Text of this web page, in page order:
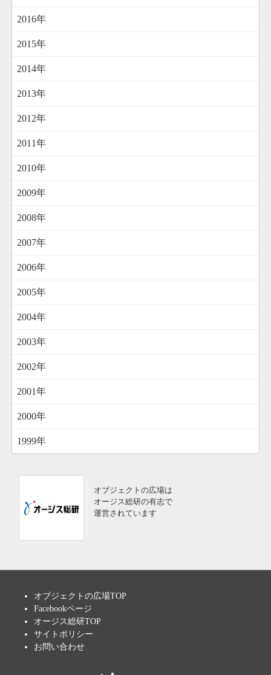
2016年
2015年
2014年
2013年
2012年
2011年
2010年
2009年
2008年
2007年
2006年
2005年
2004年
2003年
2002年
2001年
2000年
1999年
オブジェクトの広場は
オージス総研の有志で
運営されています
オブジェクトの広場TOP
Facebookページ
オージス総研TOP
サイトポリシー
お問い合わせ